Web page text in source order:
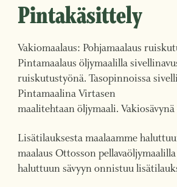
Pintakäsittely
Vakiomaalaus: Pohjamaalaus
Pintamaalaus öljymaalilla
ruiskutustyönä. Tasopinnoissa
Pintamaalina Virtasen
maalitehtaan öljymaali. Vakiosävynä
Lisätilauksesta maalaamme
maalaus Ottosson
haluttuun sävyyn onnistuu